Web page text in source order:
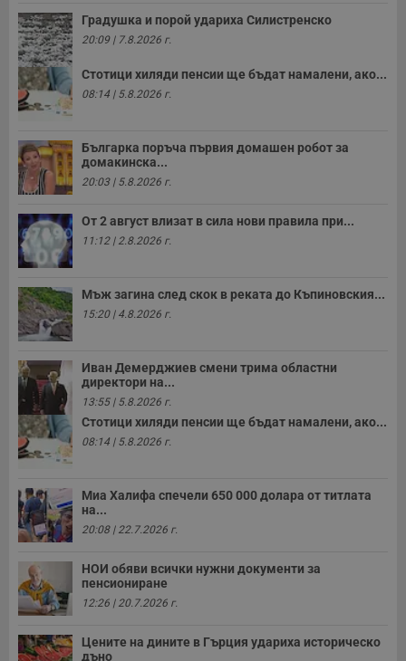
Градушка и порой удариха Силистренско
20:09 | 7.8.2026 г.
Стотици хиляди пенсии ще бъдат намалени, ако...
08:14 | 5.8.2026 г.
Българка поръча първия домашен робот за
домакинска...
20:03 | 5.8.2026 г.
От 2 август влизат в сила нови правила при...
11:12 | 2.8.2026 г.
Мъж загина след скок в реката до Къпиновския...
15:20 | 4.8.2026 г.
Иван Демерджиев смени трима областни
директори на...
13:55 | 5.8.2026 г.
Стотици хиляди пенсии ще бъдат намалени, ако...
08:14 | 5.8.2026 г.
Миа Халифа спечели 650 000 долара от титлата
на...
20:08 | 22.7.2026 г.
НОИ обяви всички нужни документи за
пенсиониране
12:26 | 20.7.2026 г.
Цените на дините в Гърция удариха историческо
дъно